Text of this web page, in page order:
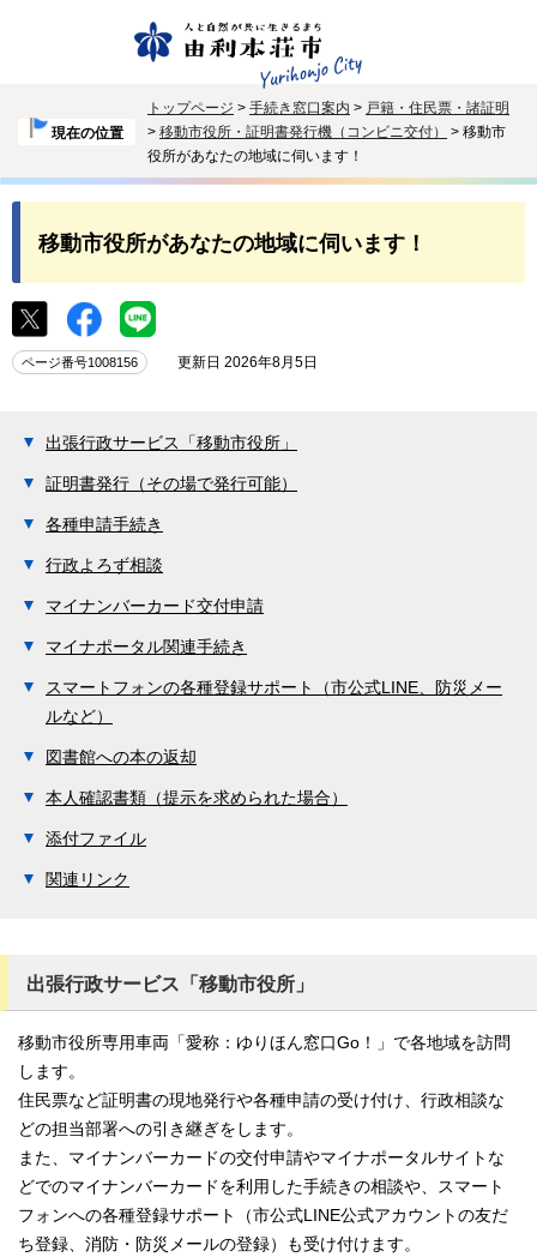
現在の位置
トップページ > 手続き窓口案内 > 戸籍・住民票・諸証明
> 移動市役所・証明書発行機（コンビニ交付）
> 移動市
役所があなたの地域に伺います！
移動市役所があなたの地域に伺います！
ページ番号1008156 更新日 2026年8月5日
出張行政サービス「移動市役所」
証明書発行（その場で発行可能）
各種申請手続き
行政よろず相談
マイナンバーカード交付申請
マイナポータル関連手続き
スマートフォンの各種登録サポート（市公式LINE、防災メー
ルなど）
図書館への本の返却
本人確認書類（提示を求められた場合）
添付ファイル
関連リンク
出張行政サービス「移動市役所」
移動市役所専用車両「愛称：ゆりほん窓口Go！」で各地域を訪問
します。
住民票など証明書の現地発行や各種申請の受け付け、行政相談な
どの担当部署への引き継ぎをします。
また、マイナンバーカードの交付申請やマイナポータルサイトな
どでのマイナンバーカードを利用した手続きの相談や、スマート
フォンへの各種登録サポート（市公式LINE公式アカウントの友だ
ち登録、消防・防災メールの登録）も受け付けます。